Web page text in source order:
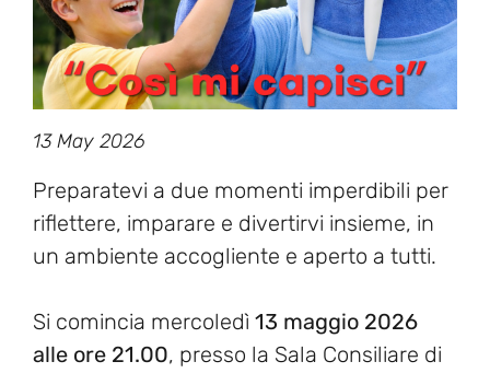
13 May 2026
Preparatevi a due momenti imperdibili per
riflettere, imparare e divertirvi insieme, in
un ambiente accogliente e aperto a tutti.
Si comincia mercoledì 13 maggio 2026
alle ore 21.00, presso la Sala Consiliare di